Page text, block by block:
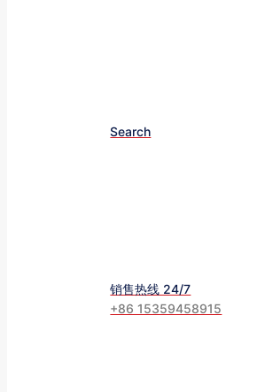
Search
销售热线 24/7
+86 15359458915